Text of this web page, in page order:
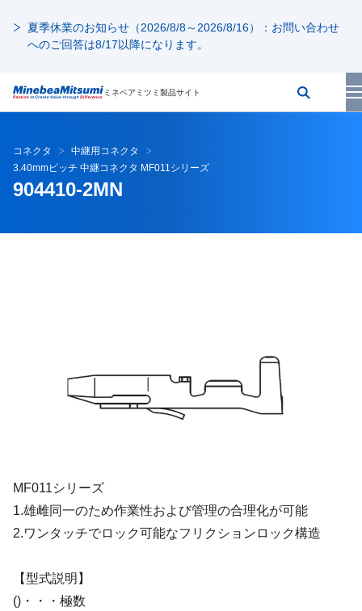
夏季休業のお知らせ（2026/8/8～2026/8/16）：お問い合わせ
へのご回答は8/17以降になります。
ミネベアミツミ製品サイト
コネクタ
中継用コネクタ
3.40mmピッチ 中継コネクタ MF011シリーズ
904410-2MN
MF011シリーズ
1.雄雌同一のため作業性および管理の合理化が可能
2.ワンタッチでロック可能なフリクションロック構造
【型式説明】
()・・・極数